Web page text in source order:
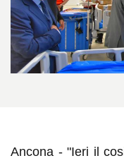
Ancona - "Ieri il